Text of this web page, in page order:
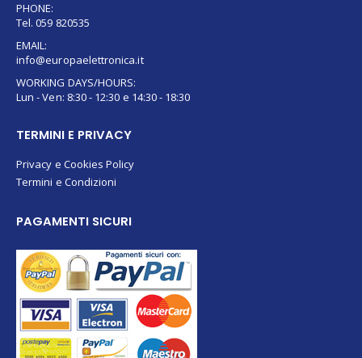
PHONE:
Tel. 059 820535
EMAIL:
info@europaelettronica.it
WORKING DAYS/HOURS:
Lun - Ven: 8:30 - 12:30 e 14:30 - 18:30
TERMINI E PRIVACY
Privacy e Cookies Policy
Termini e Condizioni
PAGAMENTI SICURI